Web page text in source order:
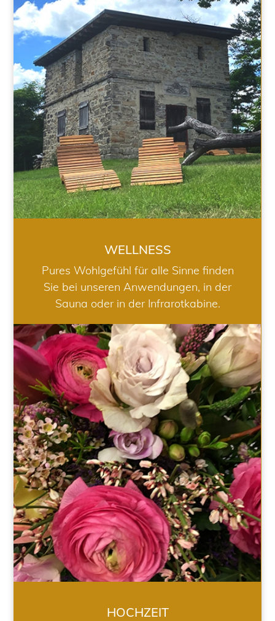
WELLNESS
WELLNESS
Pures Wohlgefühl für alle Sinne finden
Sie bei unseren Anwendungen, in der
Sauna oder in der Infrarotkabine.
HOCHZEIT
HOCHZEIT